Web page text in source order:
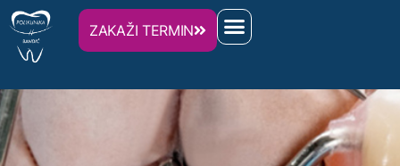
ZAKAŽI TERMIN